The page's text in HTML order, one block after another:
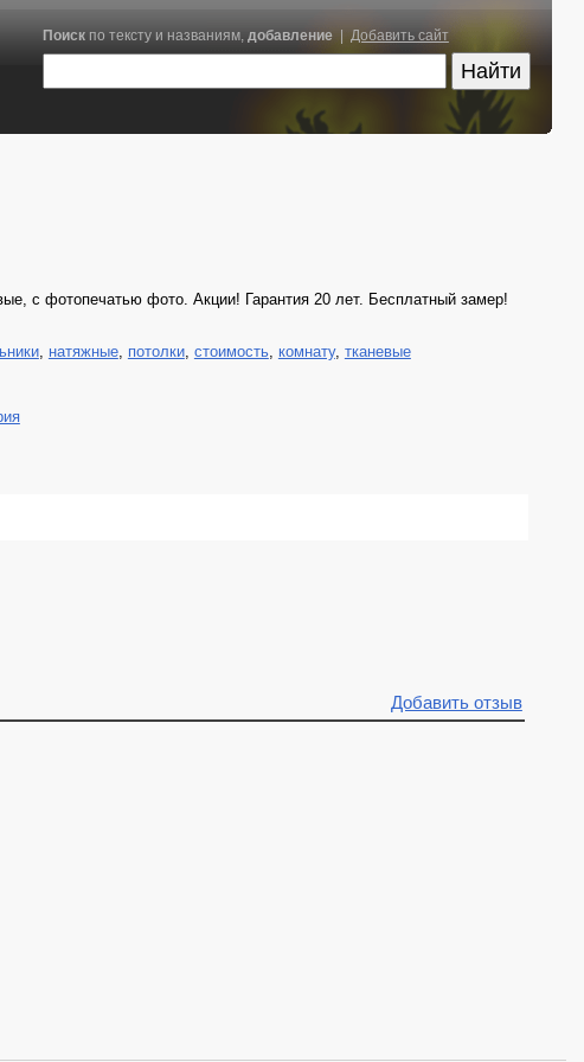
Поискпо тексту и названиям, добавление| Добавить сайт
с фотопечатью фото. Акции! Гарантия 20 лет. Бесплатный замер!
, натяжные, потолки, стоимость, комнату, тканевые
Добавить отзыв